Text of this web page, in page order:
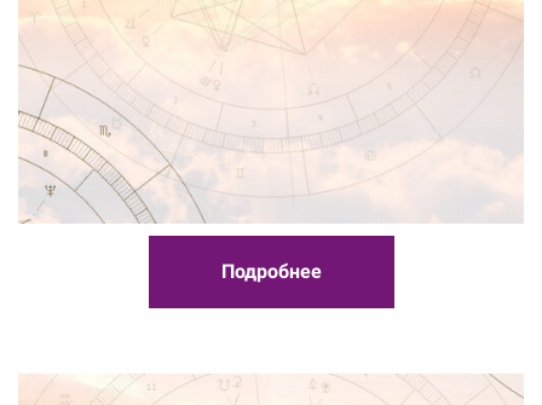
Подробнее